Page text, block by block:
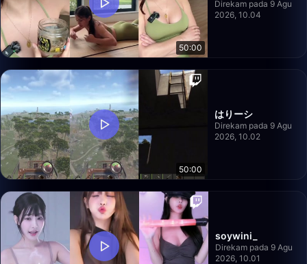
50:00
Direkam pada 9 Agu
2026, 10.04
50:00
はりーシ
Direkam pada 9 Agu
2026, 10.02
soywini_
Direkam pada 9 Agu
2026, 10.01